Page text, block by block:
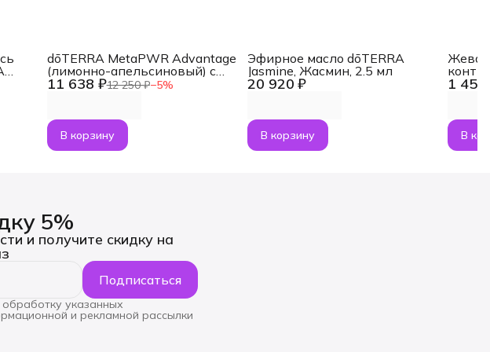
мл
11 638 ₽12 250 ₽−5%
dōTERRA MetaPWR Advantage
(лимонно-апельсиновый) с
коллагеном + NMN, 30 саше
В корзину
20 920 ₽
Эфирное масло dōTERRA
Jasmine, Жасмин, 2.5 мл
В корзину
1 454
В
5%
и получите скидку на
Подписаться
указанных
и рекламной рассылки